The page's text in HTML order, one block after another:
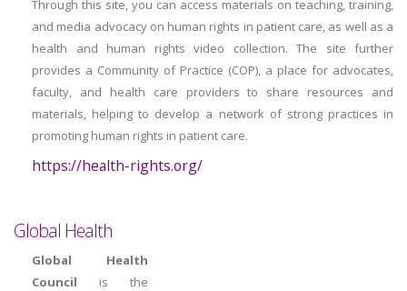
Through this site, you can access materials on teaching, training,
and media advocacy on human rights in patient care, as well as a
health and human rights video collection. The site further
provides a Community of Practice (COP), a place for advocates,
faculty, and health care providers to share resources and
materials, helping to develop a network of strong practices in
promoting human rights in patient care.
https://health-rights.org/
Global Health
Global Health
Council is the